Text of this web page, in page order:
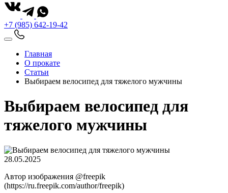
+7 (985) 642-19-42
Главная
О прокате
Статьи
Выбираем велосипед для тяжелого мужчины
Выбираем велосипед для
тяжелого мужчины
28.05.2025
Автор изображения @freepik
(https://ru.freepik.com/author/freepik)